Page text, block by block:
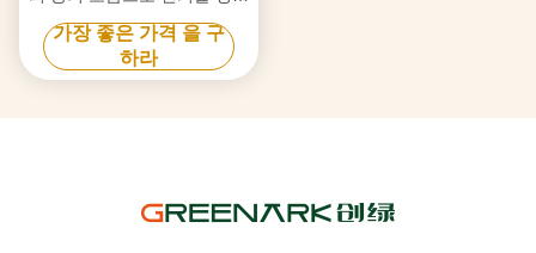
하고 막힘을 방지하는 기술
가장 좋은 가격 을 구
하라